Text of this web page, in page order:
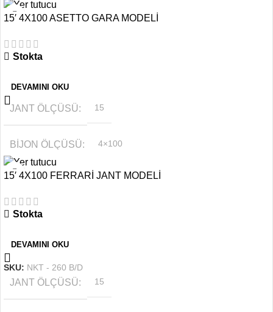
RENK Beyaz
OFSET
15′ 4X100 ASETTO GARA MODELİ
Stokta
DEVAMINI OKU
JANT ÖLÇÜSÜ 15
BIJON ÖLÇÜSÜ 4×100
OFSET 6.5''
RENK
15′ 4X100 FERRARİ JANT MODELİ
Stokta
DEVAMINI OKU
SKU: NKT - 260 B/D
JANT ÖLÇÜSÜ 15